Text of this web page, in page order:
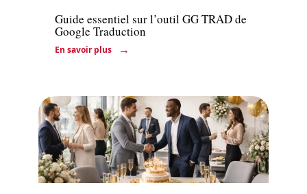
Guide essentiel sur l’outil GG TRAD de
Google Traduction
En savoir plus
Marketing